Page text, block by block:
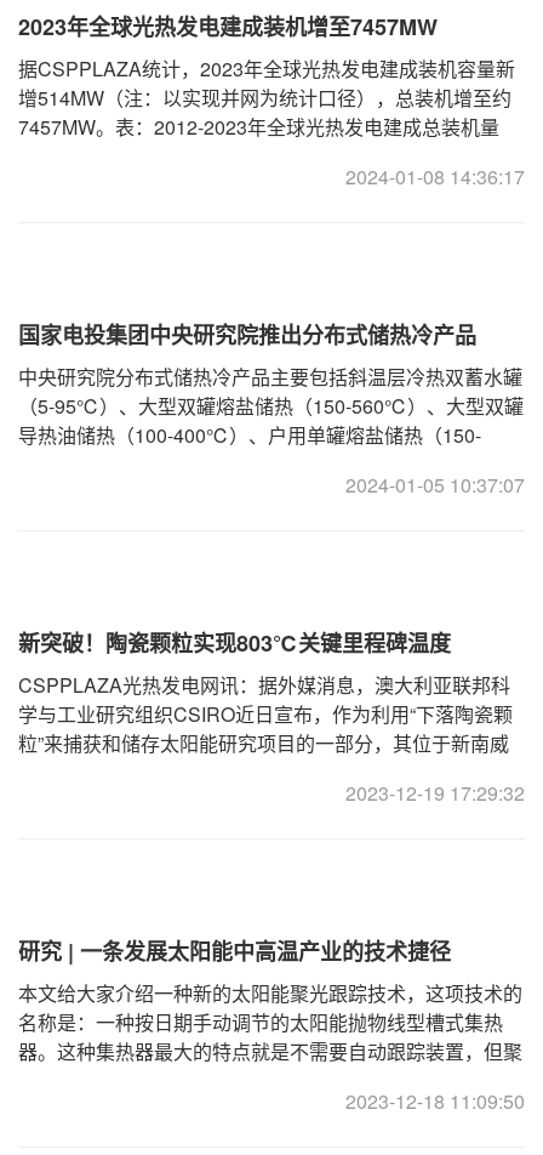
2023年全球光热发电建成装机增至7457MW
据CSPPLAZA统计，2023年全球光热发电建成装机容量新
增514MW（注：以实现并网为统计口径），总装机增至约
7457MW。表：2012-2023年全球光热发电建成总装机量
2024-01-08 14:36:17
国家电投集团中央研究院推出分布式储热冷产品
中央研究院分布式储热冷产品主要包括斜温层冷热双蓄水罐
（5-95℃）、大型双罐熔盐储热（150-560℃）、大型双罐
导热油储热（100-400℃）、户用单罐熔盐储热（150-
2024-01-05 10:37:07
新突破！陶瓷颗粒实现803℃关键里程碑温度
CSPPLAZA光热发电网讯：据外媒消息，澳大利亚联邦科
学与工业研究组织CSIRO近日宣布，作为利用“下落陶瓷颗
粒”来捕获和储存太阳能研究项目的一部分，其位于新南威
2023-12-19 17:29:32
研究 | 一条发展太阳能中高温产业的技术捷径
本文给大家介绍一种新的太阳能聚光跟踪技术，这项技术的
名称是：一种按日期手动调节的太阳能抛物线型槽式集热
器。这种集热器最大的特点就是不需要自动跟踪装置，但聚
光倍数高、结构简单、成本低廉、使用2023-12-18 11:09:50